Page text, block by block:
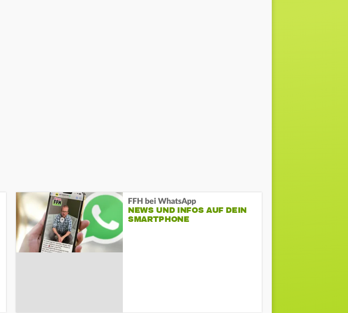
FFH bei WhatsApp
NEWS UND INFOS AUF DEIN
SMARTPHONE